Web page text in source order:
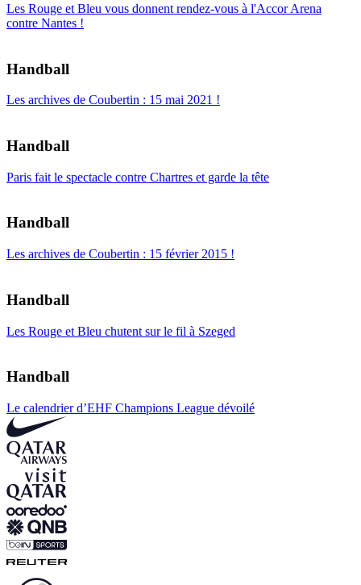
Les Rouge et Bleu vous donnent rendez-vous à l'Accor Arena
contre Nantes !
Handball
Les archives de Coubertin : 15 mai 2021 !
Handball
Paris fait le spectacle contre Chartres et garde la tête
Handball
Les archives de Coubertin : 15 février 2015 !
Handball
Les Rouge et Bleu chutent sur le fil à Szeged
Handball
Le calendrier d’EHF Champions League dévoilé